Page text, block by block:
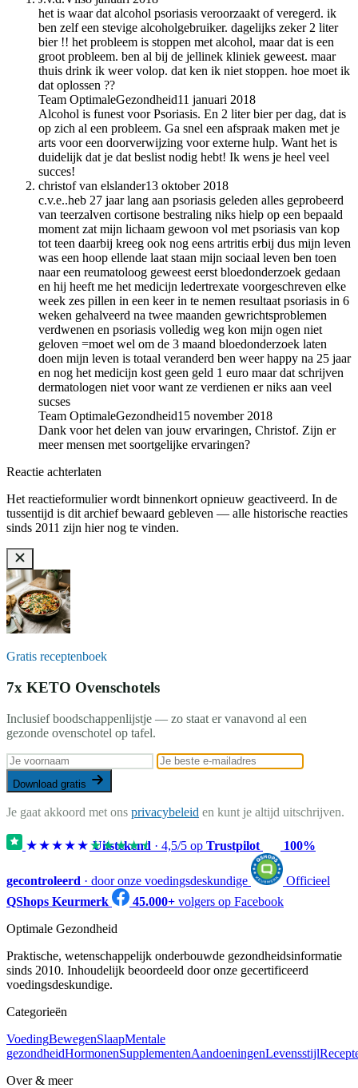
het is waar dat alcohol psoriasis veroorzaakt of veregerd. ik
ben zelf een stevige alcoholgebruiker. dagelijks zeker 2 liter
bier !! het probleem is stoppen met alcohol, maar dat is een
groot probleem. ben al bij de jellinek kliniek geweest. maar
thuis drink ik weer volop. dat ken ik niet stoppen. hoe moet ik
dat oplossen ??
Team OptimaleGezondheid11 januari 2018
Alcohol is funest voor Psoriasis. En 2 liter bier per dag, dat is
op zich al een probleem. Ga snel een afspraak maken met je
arts voor een doorverwijzing voor externe hulp. Want het is
duidelijk dat je dat beslist nodig hebt! Ik wens je heel veel
succes!
christof van elslander13 oktober 2018
c.v.e..heb 27 jaar lang aan psoriasis geleden alles geprobeerd
van teerzalven cortisone bestraling niks hielp op een bepaald
moment zat mijn lichaam gewoon vol met psoriasis van kop
tot teen daarbij kreeg ook nog eens artritis erbij dus mijn leven
was een hoop ellende laat staan mijn sociaal leven ben toen
naar een reumatoloog geweest eerst bloedonderzoek gedaan
en hij heeft me het medicijn ledertrexate voorgeschreven elke
week zes pillen in een keer in te nemen resultaat psoriasis in 6
weken gehalveerd na twee maanden gewrichtsproblemen
verdwenen en psoriasis volledig weg kon mijn ogen niet
geloven =moet wel om de 3 maand bloedonderzoek laten
doen mijn leven is totaal veranderd ben weer happy na 25 jaar
en nog het medicijn kost geen geld 1 euro maar dat schrijven
dermatologen niet voor want ze verdienen er niks aan veel
sucses
Team OptimaleGezondheid15 november 2018
Dank voor het delen van jouw ervaringen, Christof. Zijn er
meer mensen met soortgelijke ervaringen?
Reactie achterlaten
Het reactieformulier wordt binnenkort opnieuw geactiveerd. In de
tussentijd is dit archief bewaard gebleven — alle historische reacties
sinds 2011 zijn hier nog te vinden.
Gratis receptenboek
7x KETO Ovenschotels
Inclusief boodschappenlijstje — zo staat er vanavond al een
gezonde ovenschotel op tafel.
Download gratis
Je gaat akkoord met ons privacybeleid en kunt je altijd uitschrijven.
★★★★★★★★★★
Uitstekend · 4,5/5 op Trustpilot 100%
gecontroleerd · door onze voedingsdeskundige
Officieel
QShops Keurmerk
45.000+ volgers op Facebook
Optimale Gezondheid
Praktische, wetenschappelijk onderbouwde gezondheidsinformatie
sinds 2010. Inhoudelijk beoordeeld door onze gecertificeerd
voedingsdeskundige.
Categorieën
VoedingBewegenSlaapMentale
gezondheidHormonenSupplementenAandoeningenLevensstijl
Over & meer